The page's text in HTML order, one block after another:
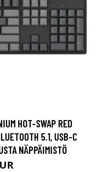
HOT-SWAP RED
5.1, USB-C
NÄPPÄIMISTÖ